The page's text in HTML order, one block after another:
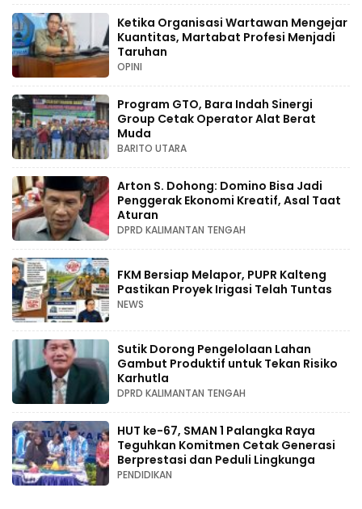
Ketika Organisasi Wartawan Mengejar
Kuantitas, Martabat Profesi Menjadi
Taruhan
OPINI
Program GTO, Bara Indah Sinergi
Group Cetak Operator Alat Berat
Muda
BARITO UTARA
Arton S. Dohong: Domino Bisa Jadi
Penggerak Ekonomi Kreatif, Asal Taat
Aturan
DPRD KALIMANTAN TENGAH
FKM Bersiap Melapor, PUPR Kalteng
Pastikan Proyek Irigasi Telah Tuntas
NEWS
Sutik Dorong Pengelolaan Lahan
Gambut Produktif untuk Tekan Risiko
Karhutla
DPRD KALIMANTAN TENGAH
HUT ke-67, SMAN 1 Palangka Raya
Teguhkan Komitmen Cetak Generasi
Berprestasi dan Peduli Lingkunga
PENDIDIKAN